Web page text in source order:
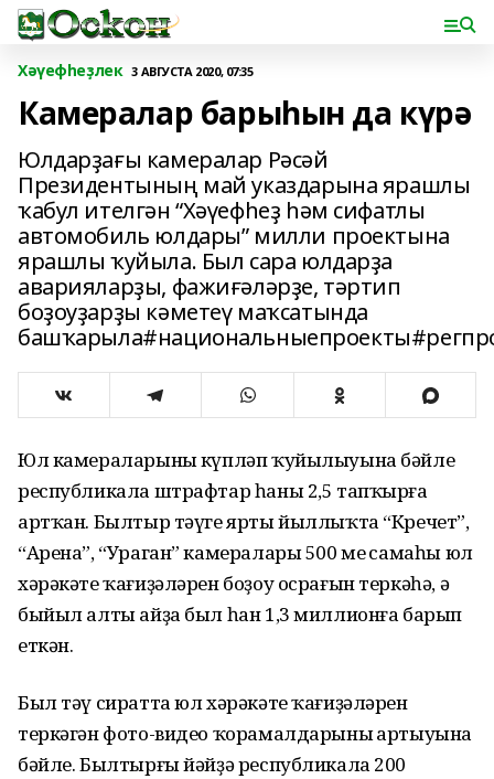
Хәүефһеҙлек 3 АВГУСТА 2020, 07:35
Камералар барыһын да күрә
Юлдарҙағы камералар Рәсәй
Президентының май указдарына ярашлы
ҡабул ителгән “Хәүефһеҙ һәм сифатлы
автомобиль юлдары” милли проектына
ярашлы ҡуйыла. Был сара юлдарҙа
аварияларҙы, фажиғәләрҙе, тәртип
боҙоуҙарҙы кәметеү маҡсатында
Юл камераларының күпләп ҡуйылыуына бәйле
республикала штрафтар һаны 2,5 тапҡырға
артҡан. Былтыр тәүге ярты йыллыҡта “Кречет”,
“Арена”, “Ураган” камералары 500 мең самаһы юл
хәрәкәте ҡағиҙәләрен боҙоу осрағын теркәһә, ә
быйыл алты айҙа был һан 1,3 миллионға барып
еткән.
Был тәү сиратта юл хәрәкәте ҡағиҙәләрен
теркәгән фото-видео ҡорамалдарының артыуына
бәйле. Былтырғы йәйҙә республикала 200